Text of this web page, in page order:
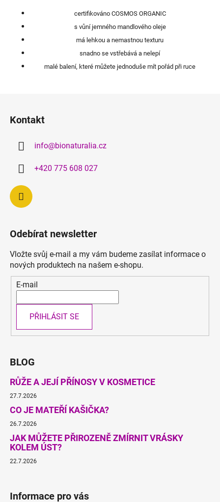
certifikováno COSMOS ORGANIC
s vůní jemného mandlového oleje
má lehkou a nemastnou texturu
snadno se vstřebává a nelepí
malé balení, které můžete jednoduše mít pořád při ruce
Kontakt
info@bionaturalia.cz
+420 775 608 027
Odebírat newsletter
Vložte svůj e-mail a my vám budeme zasílat informace o
nových produktech na našem e-shopu.
E-mail
PŘIHLÁSIT SE
BLOG
RŮŽE A JEJÍ PŘÍNOSY V KOSMETICE
27.7.2026
CO JE MATEŘÍ KAŠIČKA?
26.7.2026
JAK MŮŽETE PŘIROZENĚ ZMÍRNIT VRÁSKY
KOLEM ÚST?
22.7.2026
Informace pro vás